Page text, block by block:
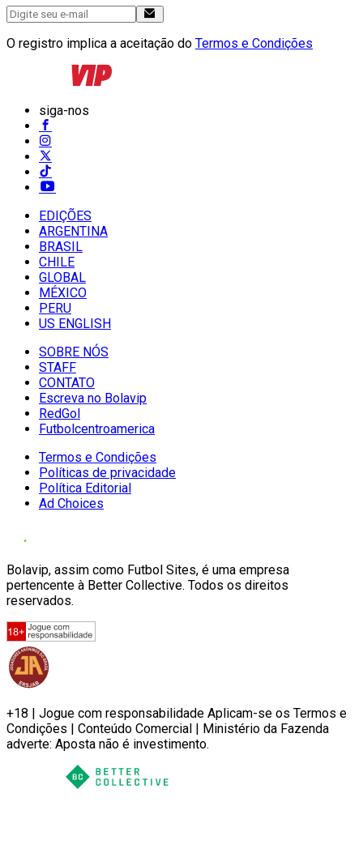
O registro implica a aceitação do Termos e Condições
siga-nos
EDIÇÕES
ARGENTINA
BRASIL
CHILE
GLOBAL
MÉXICO
PERU
US ENGLISH
SOBRE NÓS
STAFF
CONTATO
Escreva no Bolavip
RedGol
Futbolcentroamerica
Termos e Condições
Políticas de privacidade
Política Editorial
Ad Choices
Bolavip, assim como Futbol Sites, é uma empresa
pertencente à Better Collective. Todos os direitos
reservados.
+18 | Jogue com responsabilidade Aplicam-se os Termos e
Condições | Conteúdo Comercial | Ministério da Fazenda
adverte: Aposta não é investimento.